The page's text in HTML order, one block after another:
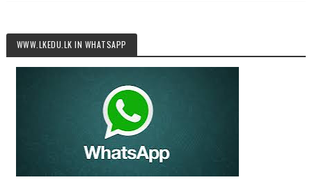
WWW.LKEDU.LK IN WHATSAPP